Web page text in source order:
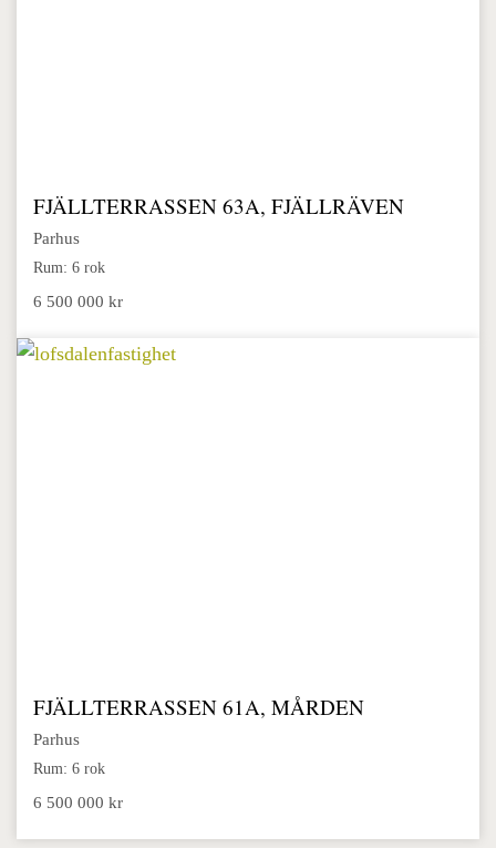
FJÄLLTERRASSEN 63A, FJÄLLRÄVEN
Parhus
Rum: 6 rok
6 500 000 kr
FJÄLLTERRASSEN 61A, MÅRDEN
Parhus
Rum: 6 rok
6 500 000 kr